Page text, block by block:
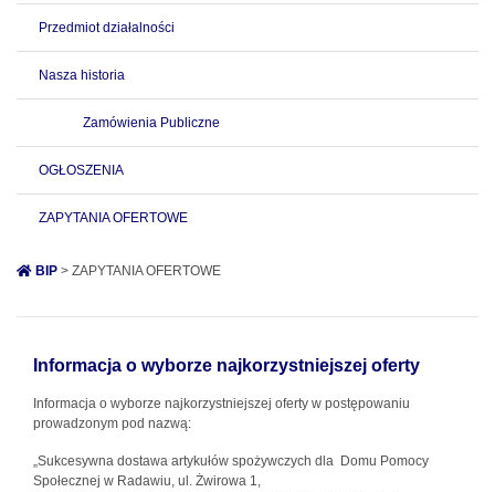
Przedmiot działalności
Nasza historia
Zamówienia Publiczne
OGŁOSZENIA
ZAPYTANIA OFERTOWE
BIP > ZAPYTANIA OFERTOWE
Informacja o wyborze najkorzystniejszej oferty
Informacja o wyborze najkorzystniejszej oferty w postępowaniu
prowadzonym pod nazwą:
„Sukcesywna dostawa artykułów spożywczych dla Domu Pomocy
Społecznej w Radawiu, ul. Żwirowa 1,